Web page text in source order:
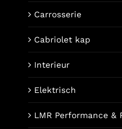
Carrosserie
Cabriolet kap
Interieur
Elektrisch
LMR Performance &